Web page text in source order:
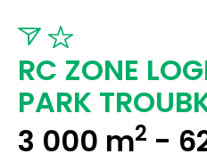
RC ZONE
PARK
3 000 m2 -